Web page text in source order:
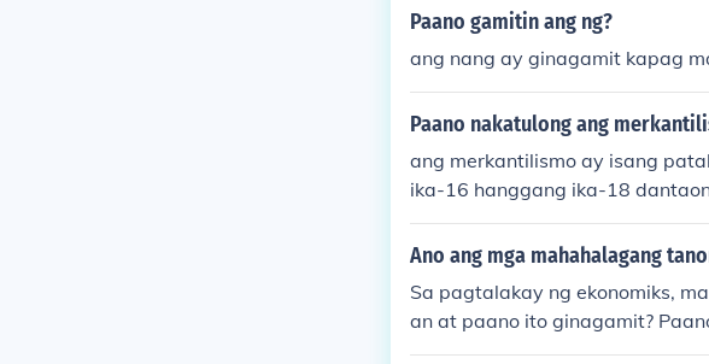
Paano gamitin ang ng?
ang nang ay ginagamit kapag
Paano nakatulong ang
ang merkantilismo ay isang
ika-16 hanggang ika-18
Ano ang mga mahahalagang
Sa pagtalakay ng ekonomiks,
an at paano ito ginagamit?
t gobyerno sa ekonomiya? Ano